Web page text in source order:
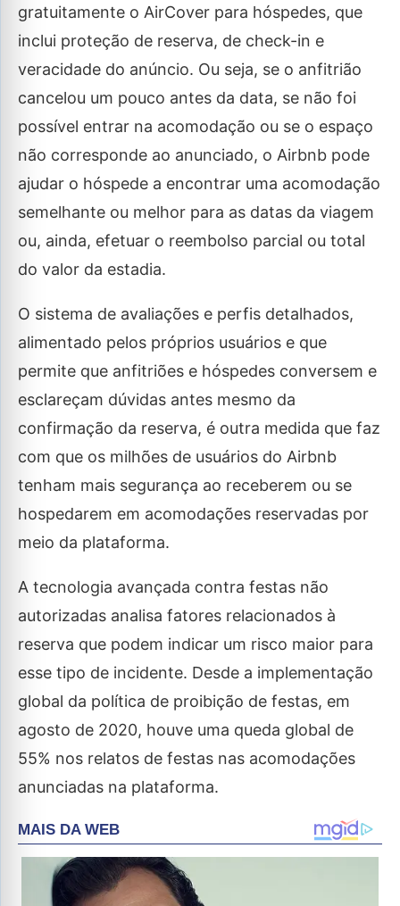
gratuitamente o AirCover para hóspedes, que
inclui proteção de reserva, de check-in e
veracidade do anúncio. Ou seja, se o anfitrião
cancelou um pouco antes da data, se não foi
possível entrar na acomodação ou se o espaço
não corresponde ao anunciado, o Airbnb pode
ajudar o hóspede a encontrar uma acomodação
semelhante ou melhor para as datas da viagem
ou, ainda, efetuar o reembolso parcial ou total
do valor da estadia.
O sistema de avaliações e perfis detalhados,
alimentado pelos próprios usuários e que
permite que anfitriões e hóspedes conversem e
esclareçam dúvidas antes mesmo da
confirmação da reserva, é outra medida que faz
com que os milhões de usuários do Airbnb
tenham mais segurança ao receberem ou se
hospedarem em acomodações reservadas por
meio da plataforma.
A tecnologia avançada contra festas não
autorizadas analisa fatores relacionados à
reserva que podem indicar um risco maior para
esse tipo de incidente. Desde a implementação
global da política de proibição de festas, em
agosto de 2020, houve uma queda global de
55% nos relatos de festas nas acomodações
anunciadas na plataforma.